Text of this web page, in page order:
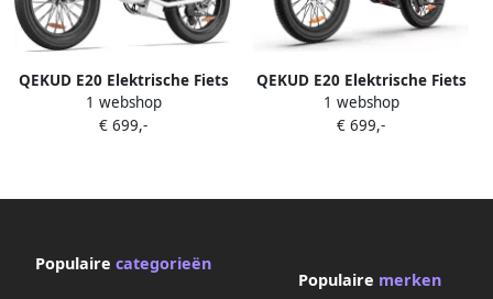
QEKUD E20 Elektrische Fiets
– 250W 20 inch Fatbike 48V
13Ah Accu – 7 versnellingen
1 webshop
€ 699,-
QEKUD E20 Elektrische Fiets
– 250W 20 inch Fatbike 48V
13Ah Accu – 7 versnellingen
1 webshop
€ 699,-
Populaire categorieën
Populaire merken